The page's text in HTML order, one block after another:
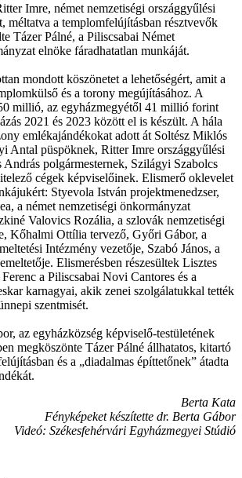
Imre, német nemzetiségi országgyűlési
méltatva a templomfelújításban résztvevők
Tázer Pálné, a Piliscsabai Német
elnöke fáradhatatlan munkáját.
mondott köszönetet a lehetőségért, amit a
és a torony megújításához. A
millió, az egyházmegyétől 41 millió forint
2021 és 2023 között el is készült. A hála
emlékajándékokat adott át Soltész Miklós
Antal püspöknek, Ritter Imre országgyűlési
András polgármesternek, Szilágyi Szabolcs
cégek képviselőinek. Elismerő oklevelet
Styevola István projektmenedzser,
a német nemzetiségi önkormányzat
Valovics Rozália, a szlovák nemzetiségi
Kőhalmi Ottília tervező, Győri Gábor, a
Intézmény vezetője, Szabó János, a
Elismerésben részesültek Lisztes
a Piliscsabai Novi Cantores és a
karnagyai, akik zenei szolgálatukkal tették
szentmisét.
az egyházközség képviselő-testületének
megköszönte Tázer Pálné állhatatos, kitartó
és a „diadalmas építtetőnek” átadta
Berta Kata
Fényképeket készítette dr. Berta Gábor
Videó: Székesfehérvári Egyházmegyei Stúdió